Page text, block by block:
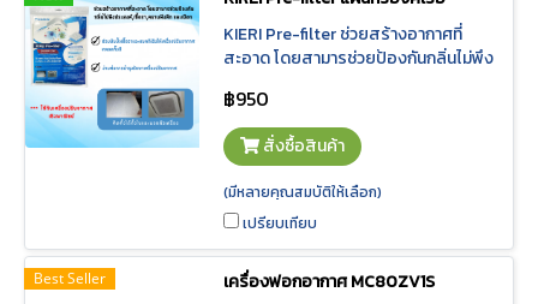
ผู้ใช้งานควบคุมการเปิด-ปิด เครื่องปรับ
อากาศได้ตามต้องการ กำหนดอุณหภูมิ
แต่ละห้อง ตั้งค่าการทำงานรายสัปดาห์
รวมถึงรายงานข้อมูลการใช้พลังงานได้
อย่างแม่นยำ
KIERI Pre-filter ช่วยสร้างอากาศที่
สะอาด โดยสามารช่วยป้องกันกลิ่นไม่พึง
ทำให้การบำรุงรักษาเครื่องปรับอากาศ
ง่ายขึ้น
฿950
สั่งซื้อสินค้า
(มีหลายคุณสมบัติให้เลือก)
เปรียบเทียบ
Best Seller
เครื่องฟอกอากาศ MC80ZV1S